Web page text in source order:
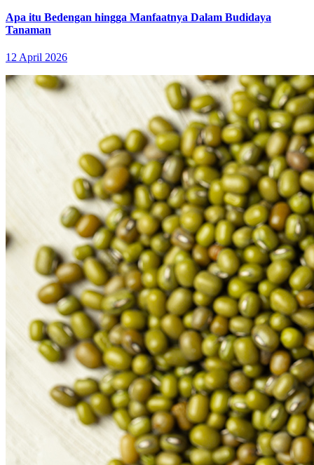
Apa itu Bedengan hingga Manfaatnya Dalam Budidaya
Tanaman
12 April 2026